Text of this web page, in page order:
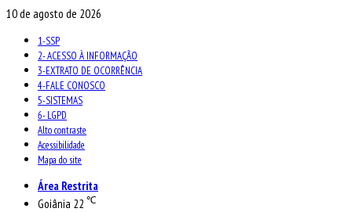
10 de agosto de 2026
1-SSP
2- ACESSO À INFORMAÇÃO
3-EXTRATO DE OCORRÊNCIA
4-FALE CONOSCO
5-SISTEMAS
6- LGPD
Alto contraste
Acessibilidade
Mapa do site
Área Restrita
Goiânia 22 ℃